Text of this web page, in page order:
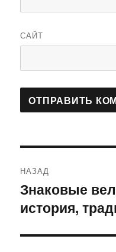
САЙТ
по
записям
НАЗАД
Предыдущая
запись:
Знаковые
история,